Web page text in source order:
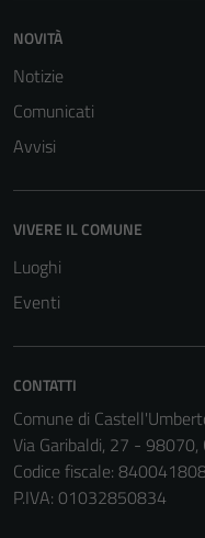
NOVITÀ
Notizie
Comunicati
Avvisi
VIVERE IL COMUNE
Luoghi
Eventi
CONTATTI
Comune di
Via Garibaldi, 27 - 98070,
Codice fiscale:
P.IVA: 01032850834